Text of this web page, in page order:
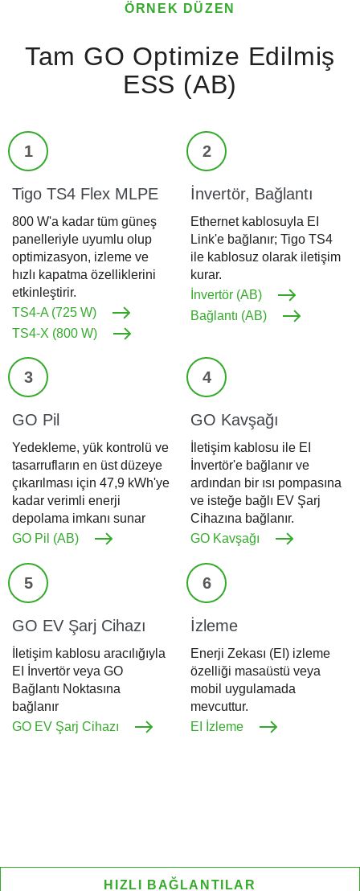
ÖRNEK DÜZEN
Tam GO Optimize Edilmiş
ESS (AB)
1
Tigo TS4 Flex MLPE
800 W'a kadar tüm güneş
panelleriyle uyumlu olup
optimizasyon, izleme ve
hızlı kapatma özelliklerini
etkinleştirir.
TS4-A (725 W)
TS4-X (800 W)
2
İnvertör, Bağlantı
Ethernet kablosuyla EI
Link'e bağlanır; Tigo TS4
ile kablosuz olarak iletişim
kurar.
İnvertör (AB)
Bağlantı (AB)
3
GO Pil
Yedekleme, yük kontrolü ve
tasarrufların en üst düzeye
çıkarılması için 47,9 kWh'ye
kadar verimli enerji
depolama imkanı sunar
GO Pil (AB)
4
GO Kavşağı
İletişim kablosu ile EI
İnvertör'e bağlanır ve
ardından bir ısı pompasına
ve isteğe bağlı EV Şarj
Cihazına bağlanır.
GO Kavşağı
5
GO EV Şarj Cihazı
İletişim kablosu aracılığıyla
EI İnvertör veya GO
Bağlantı Noktasına
bağlanır
GO EV Şarj Cihazı
6
İzleme
Enerji Zekası (EI) izleme
özelliği masaüstü veya
mobil uygulamada
mevcuttur.
EI İzleme
HIZLI BAĞLANTILAR